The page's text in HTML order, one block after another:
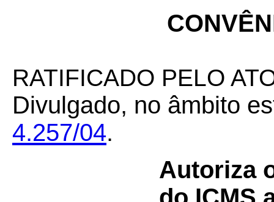
RATIFICADO PELO
Divulgado, no âmbito
4.257/04.
Autoriza